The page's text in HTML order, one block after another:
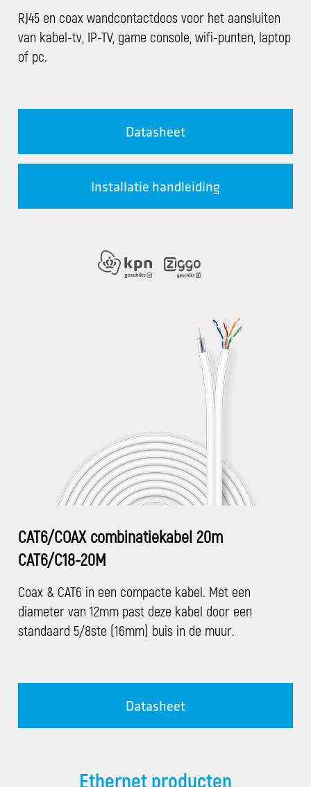
RJ45 en coax wandcontactdoos voor het aansluiten
van kabel-tv, IP-TV, game console, wifi-punten, laptop
of pc.
Datasheet
Installatie handleiding
CAT6/COAX combinatiekabel 20m
CAT6/C18-20M
Coax & CAT6 in een compacte kabel. Met een
diameter van 12mm past deze kabel door een
standaard 5/8ste (16mm) buis in de muur.
Datasheet